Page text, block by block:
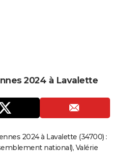
2024 à Lavalette
2024 à Lavalette (34700) :
national), Valérie